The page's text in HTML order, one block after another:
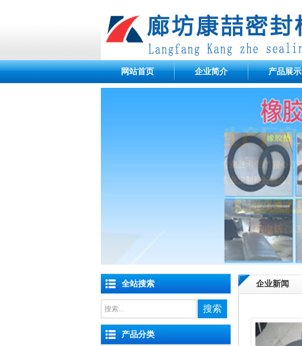
网站首页 企业简介 产品展示
企业新闻
全站搜索
搜索
产品分类